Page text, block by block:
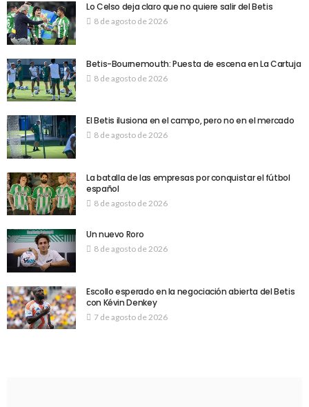
Lo Celso deja claro que no quiere salir del Betis
8 de agosto de 2026
Betis-Bournemouth: Puesta de escena en La Cartuja
8 de agosto de 2026
El Betis ilusiona en el campo, pero no en el mercado
8 de agosto de 2026
La batalla de las empresas por conquistar el fútbol
español
8 de agosto de 2026
Un nuevo Roro
8 de agosto de 2026
Escollo esperado en la negociación abierta del Betis
con Kévin Denkey
7 de agosto de 2026